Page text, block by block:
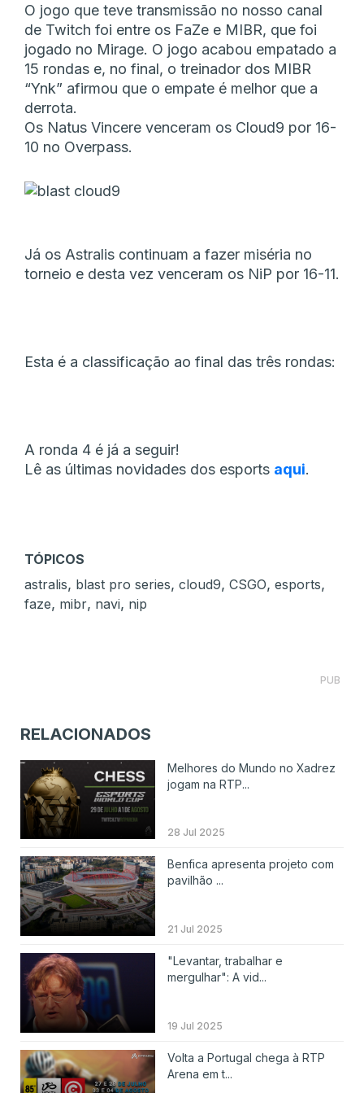
O jogo que teve transmissão no nosso canal
de Twitch foi entre os FaZe e MIBR, que foi
jogado no Mirage. O jogo acabou empatado a
15 rondas e, no final, o treinador dos MIBR
“Ynk” afirmou que o empate é melhor que a
derrota.
Os Natus Vincere venceram os Cloud9 por 16-
10 no Overpass.
Já os Astralis continuam a fazer miséria no
torneio e desta vez venceram os NiP por 16-11.
Esta é a classificação ao final das três rondas:
A ronda 4 é já a seguir!
Lê as últimas novidades dos esports aqui.
TÓPICOS
astralis, blast pro series, cloud9, CSGO, esports,
faze, mibr, navi, nip
PUB
RELACIONADOS
Melhores do Mundo no Xadrez
jogam na RTP...
28 Jul 2025
Benfica apresenta projeto com
pavilhão ...
21 Jul 2025
"Levantar, trabalhar e
mergulhar": A vid...
19 Jul 2025
Volta a Portugal chega à RTP
Arena em t...